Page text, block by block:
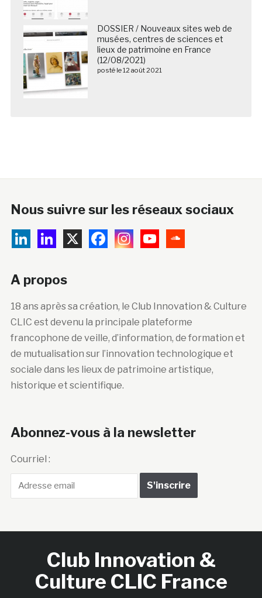
DOSSIER / Nouveaux sites web de
musées, centres de sciences et
lieux de patrimoine en France
(12/08/2021)
posté le 12 août 2021
Nous suivre sur les réseaux sociaux
A propos
18 ans après sa création, le Club Innovation & Culture
CLIC est devenu la principale plateforme
francophone de veille, d’information, de formation et
de mutualisation sur l’innovation technologique et
sociale dans les lieux de patrimoine artistique,
historique et scientifique.
Abonnez-vous à la newsletter
Courriel :
Club Innovation &
Culture CLIC France